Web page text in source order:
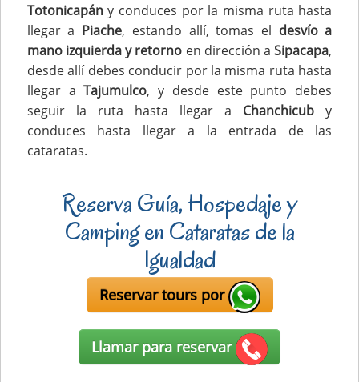
Totonicapány conduces por la misma ruta hasta
llegar a Piache, estando allí, tomas el desvío a
mano izquierda y retorno en dirección aSipacapa,
desde allí debes conducir por la misma ruta hasta
llegar aTajumulco, y desde este punto debes
seguir la ruta hasta llegar a Chanchicub y
conduces hasta llegar a la entrada de las
cataratas.
Reserva Guía, Hospedaje y
Camping en Cataratas de la
Igualdad
Reservar tours por
Llamar para reservar